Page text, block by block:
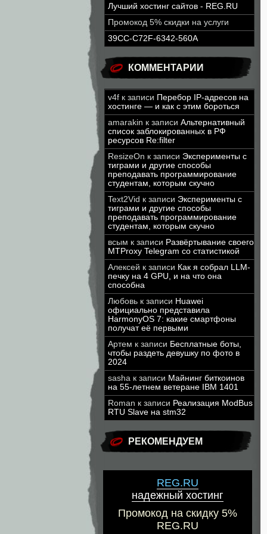
Лучший хостинг сайтов - REG.RU
Промокод 5% скидки на услуги
39CC-C72F-6342-560A
КОММЕНТАРИИ
v4f к записи Перебор IP-адресов на
хостинге — и как с этим бороться
amarakin к записи Альтернативный
список заблокированных в РФ
ресурсов Re:filter
ResizeOn к записи Эксперименты с
тиграми и другие способы
преподавать программирование
студентам, которым скучно
Text2Vid к записи Эксперименты с
тиграми и другие способы
преподавать программирование
студентам, которым скучно
всым к записи Развёртывание своего
MTProxy Telegram со статистикой
Алексей к записи Как я собрал LLM-
печку на 4 GPU, и на что она
способна
Любовь к записи Huawei
официально представила
HarmonyOS 7: какие смартфоны
получат её первыми
Артем к записи Бесплатные боты,
чтобы раздеть девушку по фото в
2024
sasha к записи Майнинг биткоинов
на 55-летнем ветеране IBM 1401
Roman к записи Реализация ModBus
RTU Slave на stm32
РЕКОМЕНДУЕМ
REG.RU
надежный хостинг
Промокод на скидку 5%
REG.RU